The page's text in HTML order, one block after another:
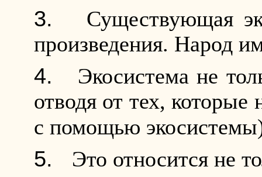
Существующая
произведения. Народ
Экосистема не
отводя от тех,
с помощью
Это относится не